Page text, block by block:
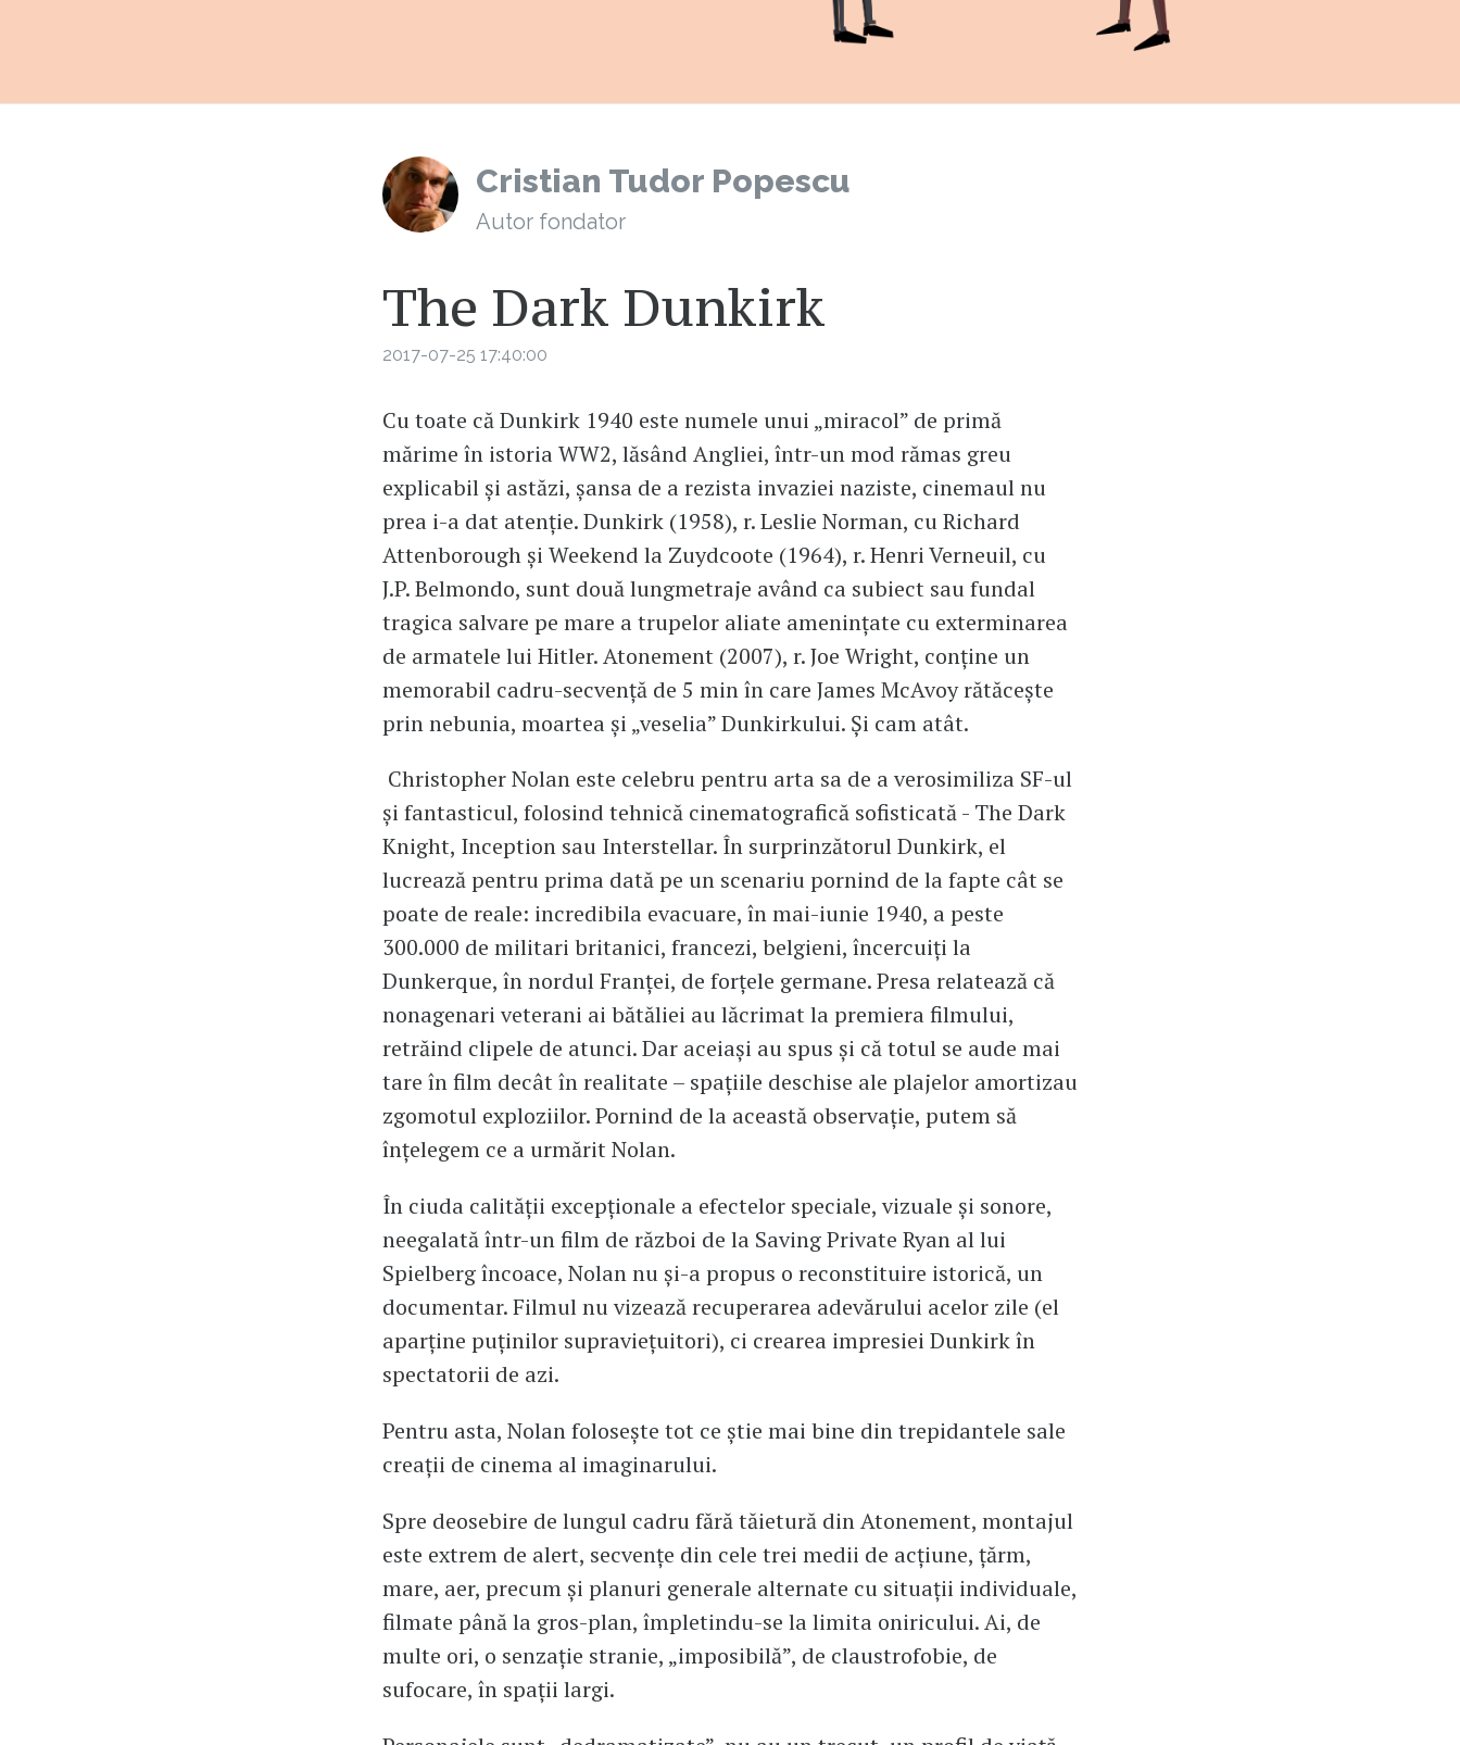
Cristian Tudor Popescu
Autor fondator
The Dark Dunkirk
2017-07-25 17:40:00
Cu toate că Dunkirk 1940 este numele unui „miracol” de primă
mărime în istoria WW2, lăsând Angliei, într-un mod rămas greu
explicabil și astăzi, șansa de a rezista invaziei naziste, cinemaul nu
prea i-a dat atenție. Dunkirk (1958), r. Leslie Norman, cu Richard
Attenborough și Weekend la Zuydcoote (1964), r. Henri Verneuil, cu
J.P. Belmondo, sunt două lungmetraje având ca subiect sau fundal
tragica salvare pe mare a trupelor aliate amenințate cu exterminarea
de armatele lui Hitler. Atonement (2007), r. Joe Wright, conține un
memorabil cadru-secvență de 5 min în care James McAvoy rătăcește
prin nebunia, moartea și „veselia” Dunkirkului. Și cam atât.
Christopher Nolan este celebru pentru arta sa de a verosimiliza SF-ul
și fantasticul, folosind tehnică cinematografică sofisticată - The Dark
Knight, Inception sau Interstellar. În surprinzătorul Dunkirk, el
lucrează pentru prima dată pe un scenariu pornind de la fapte cât se
poate de reale: incredibila evacuare, în mai-iunie 1940, a peste
300.000 de militari britanici, francezi, belgieni, încercuiți la
Dunkerque, în nordul Franței, de forțele germane. Presa relatează că
nonagenari veterani ai bătăliei au lăcrimat la premiera filmului,
retrăind clipele de atunci. Dar aceiași au spus și că totul se aude mai
tare în film decât în realitate – spațiile deschise ale plajelor amortizau
zgomotul exploziilor. Pornind de la această observație, putem să
înțelegem ce a urmărit Nolan.
În ciuda calității excepționale a efectelor speciale, vizuale și sonore,
neegalată într-un film de război de la Saving Private Ryan al lui
Spielberg încoace, Nolan nu și-a propus o reconstituire istorică, un
documentar. Filmul nu vizează recuperarea adevărului acelor zile (el
aparține puținilor supraviețuitori), ci crearea impresiei Dunkirk în
spectatorii de azi.
Pentru asta, Nolan folosește tot ce știe mai bine din trepidantele sale
creații de cinema al imaginarului.
Spre deosebire de lungul cadru fără tăietură din Atonement, montajul
este extrem de alert, secvențe din cele trei medii de acțiune, țărm,
mare, aer, precum și planuri generale alternate cu situații individuale,
filmate până la gros-plan, împletindu-se la limita oniricului. Ai, de
multe ori, o senzație stranie, „imposibilă”, de claustrofobie, de
sufocare, în spații largi.